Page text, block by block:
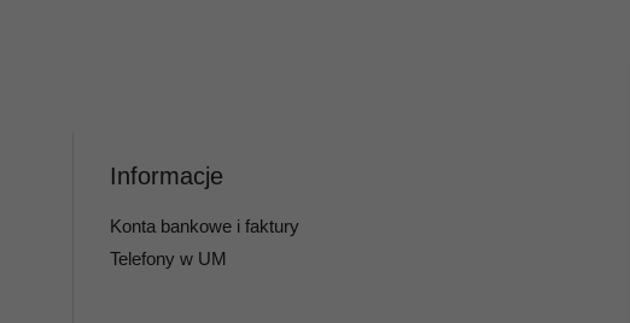
Informacje
Konta bankowe i faktury
Telefony w UM